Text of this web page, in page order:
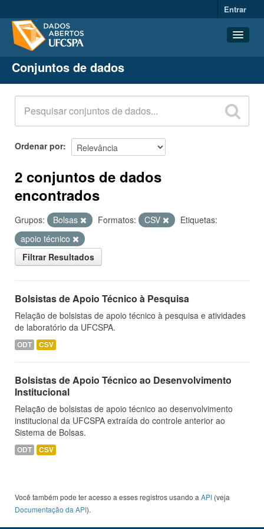
Entrar
Conjuntos de dados
Organizações
Grupos
Sobre
Conjuntos de dados
Ordenar por
2 conjuntos de dados
encontrados
Grupos: Bolsas Formatos: CSV
Etiquetas:
apoio técnico
Filtrar Resultados
Bolsistas de Apoio Técnico à Pesquisa
Relação de bolsistas de apoio técnico à pesquisa e atividades
de laboratório da UFCSPA.
ODT CSV
Bolsistas de Apoio Técnico ao Desenvolvimento
Institucional
Relação de bolsistas de apoio técnico ao desenvolvimento
institucional da UFCSPA extraída do controle anterior ao
Sistema de Bolsas.
ODT CSV
Você também pode ter acesso a esses registros usando a API (veja
Documentação da API).